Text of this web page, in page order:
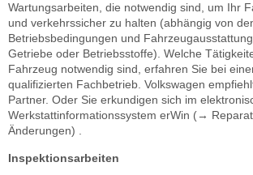
Wartungsarbeiten, die notwendig sind, um Ihr
und verkehrssicher zu halten (abhängig von
Betriebsbedingungen und
Getriebe oder Betriebsstoffe). Welche
Fahrzeug notwendig sind, erfahren Sie bei
qualifizierten Fachbetrieb. Volkswagen
Partner. Oder Sie erkundigen sich im
Werkstattinformationssystem erWin (→
Änderungen) .
Inspektionsarbeiten